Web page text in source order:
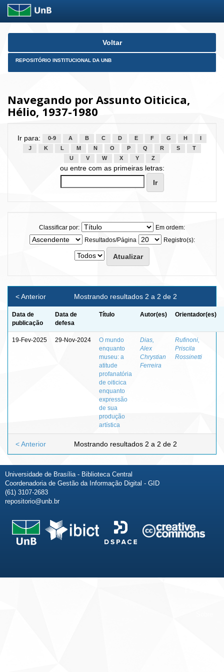
Skip
Voltar
REPOSITÓRIO INSTITUCIONAL DA UNB
Navegando por Assunto Oiticica,
Hélio, 1937-1980
Ir para: 0-9 A B C D E F G H
J
K L M N O P Q R S
T
U
V W X Y Z
ou entre com as primeiras letras:
Classificar por:
Em ordem:
Resultados/Página
Registro(s):
Mostrando resultados 2 a 2 de 2
< Anterior
Data de
publicação
Data de
defesa
Título Autor(es) Orientador(es)
19-Fev-2025 29-Nov-2024
O mundo
enquanto
museu: a
atitude
profanatória
de oiticica
enquanto
expressão
de sua
produção
artística
Dias,
Alex
Chrystian
Ferreira
Rufinoni,
Priscila
Rossinetti
Mostrando resultados 2 a 2 de 2
< Anterior
Universidade de Brasília - Biblioteca Central
Coordenadoria de Gestão da Informação Digital - GID
(61) 3107-2683
repositorio@unb.br